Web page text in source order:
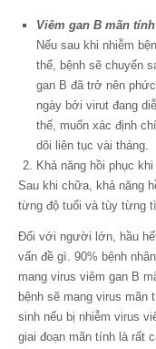
Viêm gan B mãn tính
Nếu sau khi nhiễm
thể, bệnh sẽ chuyển
gan B đã trở nên
ngày bởi virut đang
thế, muốn xác định
dõi liên tục vài tháng.
Khả năng hồi phục
Sau khi chữa, khả năng
từng độ tuổi và tùy từng
Đối với người lớn, hầu
vấn đề gì. 90% bệnh
mang virus viêm gan B
bệnh sẽ mang virus
sinh nếu bị nhiễm virus
giai đoạn mãn tính là rất